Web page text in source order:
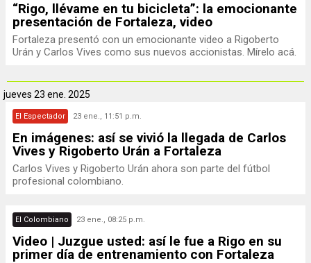
“Rigo, llévame en tu bicicleta”: la emocionante
presentación de Fortaleza, video
Fortaleza presentó con un emocionante video a Rigoberto
Urán y Carlos Vives como sus nuevos accionistas. Mírelo acá.
jueves 23 ene. 2025
El Espectador 23 ene., 11:51 p.m.
En imágenes: así se vivió la llegada de Carlos
Vives y Rigoberto Urán a Fortaleza
Carlos Vives y Rigoberto Urán ahora son parte del fútbol
profesional colombiano.
El Colombiano 23 ene., 08:25 p.m.
Video | Juzgue usted: así le fue a Rigo en su
primer día de entrenamiento con Fortaleza